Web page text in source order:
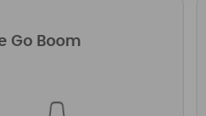
Go Boom